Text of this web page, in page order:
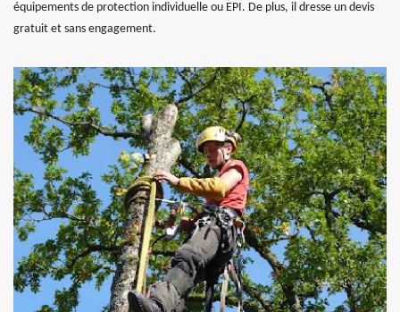
équipements de protection individuelle ou EPI. De plus, il dresse un devis
gratuit et sans engagement.